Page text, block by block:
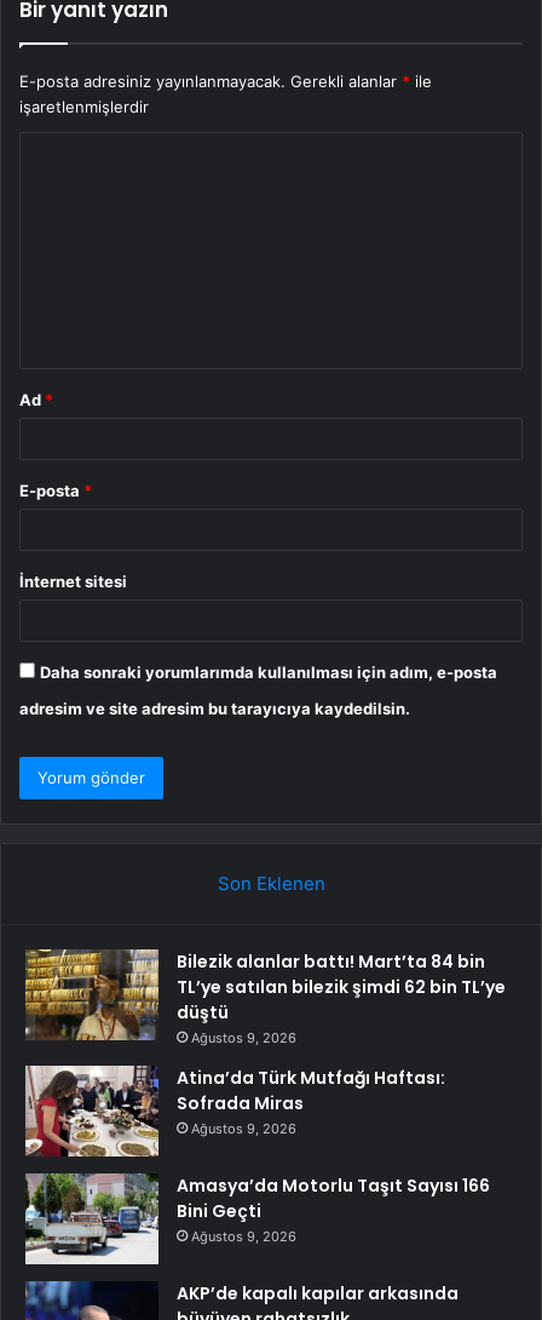
Bir yanıt yazın
E-posta adresiniz yayınlanmayacak. Gerekli alanlar * ile
işaretlenmişlerdir
Ad *
E-posta *
İnternet sitesi
Daha sonraki yorumlarımda kullanılması için adım, e-posta
adresim ve site adresim bu tarayıcıya kaydedilsin.
Son Eklenen
Bilezik alanlar battı! Mart’ta 84 bin
TL’ye satılan bilezik şimdi 62 bin TL’ye
düştü
Ağustos 9, 2026
Atina’da Türk Mutfağı Haftası:
Sofrada Miras
Ağustos 9, 2026
Amasya’da Motorlu Taşıt Sayısı 166
Bini Geçti
Ağustos 9, 2026
AKP’de kapalı kapılar arkasında